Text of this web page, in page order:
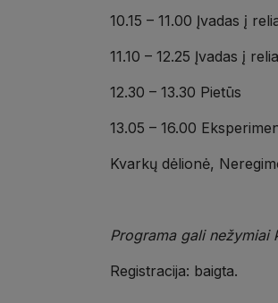
10.15 – 11.00 Įvadas į
11.10 – 12.25 Įvadas į
12.30 – 13.30 Pietūs
13.05 – 16.00
Kvarkų dėlionė,
Programa gali nežymiai
Registracija: baigta.